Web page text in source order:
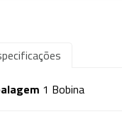
1 Bobina